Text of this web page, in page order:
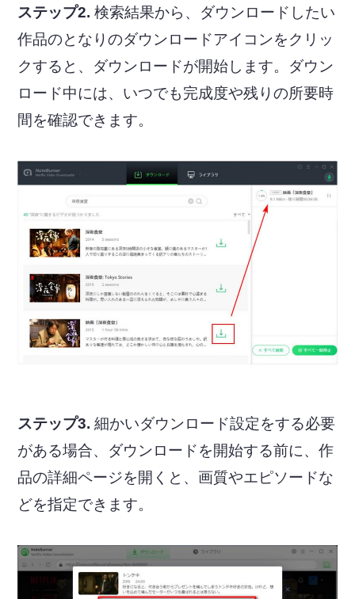
ステップ2.検索結果から、ダウンロードしたい
作品のとなりのダウンロードアイコンをクリッ
クすると、ダウンロードが開始します。ダウン
ロード中には、いつでも完成度や残りの所要時
間を確認できます。
ステップ3.細かいダウンロード設定をする必要
がある場合、ダウンロードを開始する前に、作
品の詳細ページを開くと、画質やエピソードな
どを指定できます。